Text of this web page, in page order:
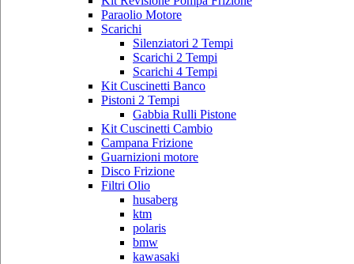
Paraolio Motore
Scarichi
Silenziatori 2 Tempi
Scarichi 2 Tempi
Scarichi 4 Tempi
Kit Cuscinetti Banco
Pistoni 2 Tempi
Gabbia Rulli Pistone
Kit Cuscinetti Cambio
Campana Frizione
Guarnizioni motore
Disco Frizione
Filtri Olio
husaberg
ktm
polaris
bmw
kawasaki